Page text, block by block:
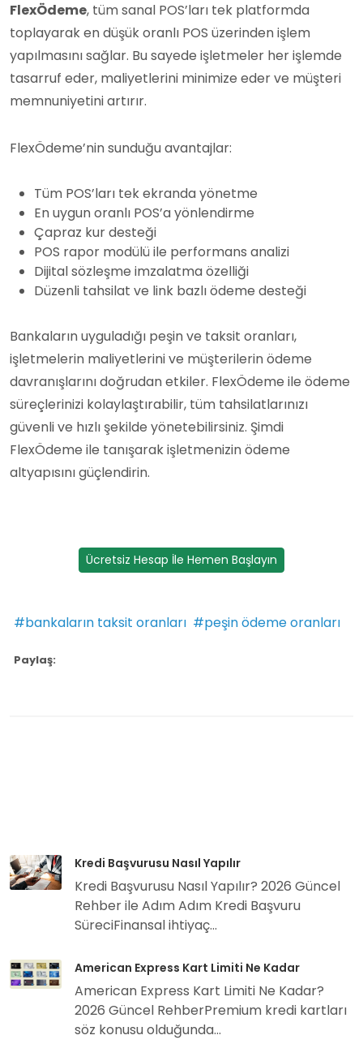
FlexÖdeme, tüm sanal POS’ları tek platformda
toplayarak en düşük oranlı POS üzerinden işlem
yapılmasını sağlar. Bu sayede işletmeler her işlemde
tasarruf eder, maliyetlerini minimize eder ve müşteri
memnuniyetini artırır.
FlexÖdeme’nin sunduğu avantajlar:
Tüm POS’ları tek ekranda yönetme
En uygun oranlı POS’a yönlendirme
Çapraz kur desteği
POS rapor modülü ile performans analizi
Dijital sözleşme imzalatma özelliği
Düzenli tahsilat ve link bazlı ödeme desteği
Bankaların uyguladığı peşin ve taksit oranları,
işletmelerin maliyetlerini ve müşterilerin ödeme
davranışlarını doğrudan etkiler. FlexÖdeme ile ödeme
süreçlerinizi kolaylaştırabilir, tüm tahsilatlarınızı
güvenli ve hızlı şekilde yönetebilirsiniz. Şimdi
FlexÖdeme ile tanışarak işletmenizin ödeme
altyapısını güçlendirin.
Ücretsiz Hesap İle Hemen Başlayın
#bankaların taksit oranları #peşin ödeme oranları
Paylaş:
Kredi Başvurusu Nasıl Yapılır
Kredi Başvurusu Nasıl Yapılır? 2026 Güncel
Rehber ile Adım Adım Kredi Başvuru
SüreciFinansal ihtiyaç...
American Express Kart Limiti Ne Kadar
American Express Kart Limiti Ne Kadar?
2026 Güncel RehberPremium kredi kartları
söz konusu olduğunda...